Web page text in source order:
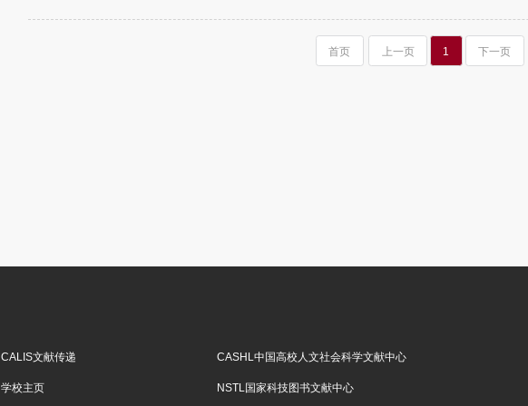
首页 上一页 1 下一页
CALIS文献传递 CASHL中国高校人文社会科学文献中心
学校主页 NSTL国家科技图书文献中心